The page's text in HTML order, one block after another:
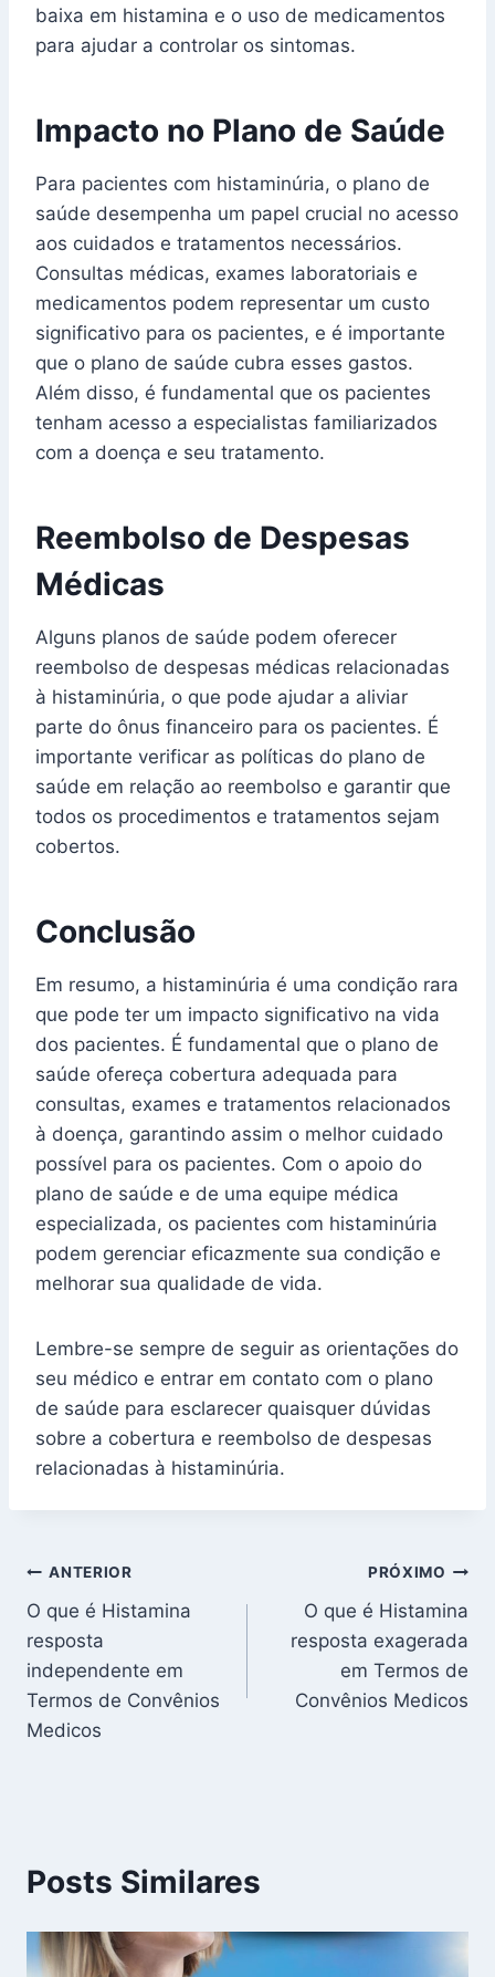
baixa em histamina e o uso de medicamentos
para ajudar a controlar os sintomas.
Impacto no Plano de Saúde
Para pacientes com histaminúria, o plano de
saúde desempenha um papel crucial no acesso
aos cuidados e tratamentos necessários.
Consultas médicas, exames laboratoriais e
medicamentos podem representar um custo
significativo para os pacientes, e é importante
que o plano de saúde cubra esses gastos.
Além disso, é fundamental que os pacientes
tenham acesso a especialistas familiarizados
com a doença e seu tratamento.
Reembolso de Despesas
Médicas
Alguns planos de saúde podem oferecer
reembolso de despesas médicas relacionadas
à histaminúria, o que pode ajudar a aliviar
parte do ônus financeiro para os pacientes. É
importante verificar as políticas do plano de
saúde em relação ao reembolso e garantir que
todos os procedimentos e tratamentos sejam
cobertos.
Conclusão
Em resumo, a histaminúria é uma condição rara
que pode ter um impacto significativo na vida
dos pacientes. É fundamental que o plano de
saúde ofereça cobertura adequada para
consultas, exames e tratamentos relacionados
à doença, garantindo assim o melhor cuidado
possível para os pacientes. Com o apoio do
plano de saúde e de uma equipe médica
especializada, os pacientes com histaminúria
podem gerenciar eficazmente sua condição e
melhorar sua qualidade de vida.
Lembre-se sempre de seguir as orientações do
seu médico e entrar em contato com o plano
de saúde para esclarecer quaisquer dúvidas
sobre a cobertura e reembolso de despesas
relacionadas à histaminúria.
Navegação
de
Post
ANTERIOR
O que é Histamina
resposta
independente em
Termos de Convênios
Medicos
PRÓXIMO
O que é Histamina
resposta exagerada
em Termos de
Convênios Medicos
Posts Similares